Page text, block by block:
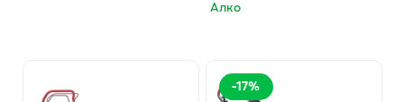
Алко
-17%